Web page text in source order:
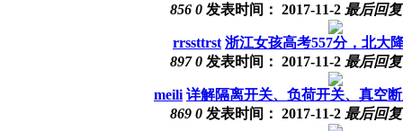
856 0 发表时间： 2017-11-2 最后回
rrssttrst 浙江女孩高考557分，北大
897 0 发表时间： 2017-11-2 最后回
meili 详解隔离开关、负荷开关、真空
869 0 发表时间： 2017-11-2 最后回